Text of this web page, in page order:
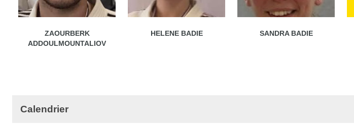
ZAOURBERK
ADDOULMOUNTALIOV
HELENE BADIE SANDRA BADIE
Calendrier